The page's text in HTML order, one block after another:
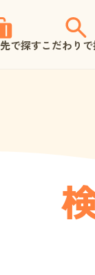
で探すこだわり